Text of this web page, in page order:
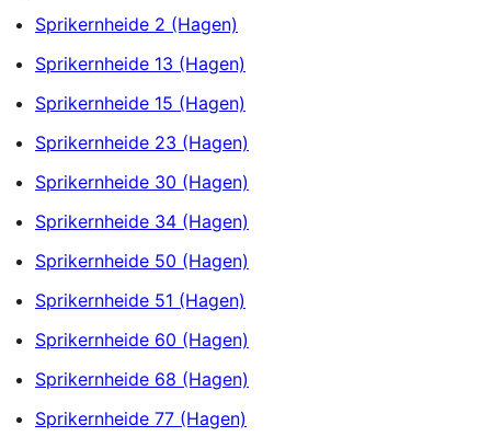
Sprikernheide 2 (Hagen)
Sprikernheide 13 (Hagen)
Sprikernheide 15 (Hagen)
Sprikernheide 23 (Hagen)
Sprikernheide 30 (Hagen)
Sprikernheide 34 (Hagen)
Sprikernheide 50 (Hagen)
Sprikernheide 51 (Hagen)
Sprikernheide 60 (Hagen)
Sprikernheide 68 (Hagen)
Sprikernheide 77 (Hagen)